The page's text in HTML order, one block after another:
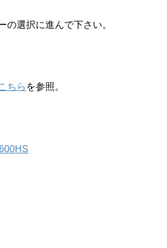
選択に進んで下さい。
ちら を参照。